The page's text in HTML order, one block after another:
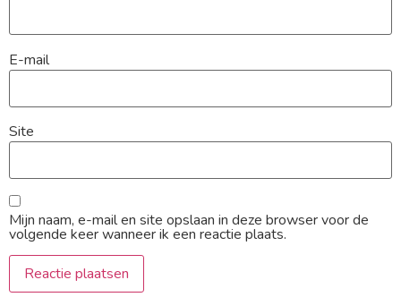
E-mail
Site
Mijn naam, e-mail en site opslaan in deze browser voor de
volgende keer wanneer ik een reactie plaats.